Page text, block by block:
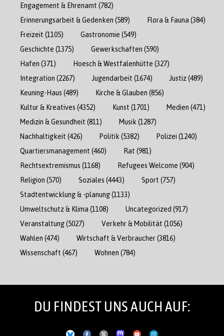
Engagement & Ehrenamt (782)
Erinnerungsarbeit & Gedenken (589) Flora & Fauna (384)
Freizeit (1105) Gastronomie (549)
Geschichte (1375) Gewerkschaften (590)
Hafen (371) Hoesch & Westfalenhütte (327)
Integration (2267) Jugendarbeit (1674) Justiz(489)
Keuning-Haus (489) Kirche & Glauben (856)
Kultur & Kreatives (4352) Kunst (1701) Medien (471)
Medizin & Gesundheit (811) Musik (1287)
Nachhaltigkeit (426) Politik (5382) Polizei (1240)
Quartiersmanagement (460) Rat (981)
Rechtsextremismus (1168) Refugees Welcome (904)
Religion (570) Soziales (4443) Sport (757)
Stadtentwicklung & -planung(1133)
Umweltschutz & Klima (1108) Uncategorized (917)
Veranstaltung(5027) Verkehr & Mobilität (1056)
Wahlen (474) Wirtschaft & Verbraucher(3816)
Wissenschaft (467) Wohnen (784)
DU FINDEST UNS AUCH AUF: